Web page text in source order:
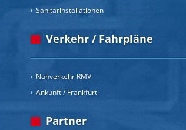
Sanitärinstallationen
Verkehr / Fahrpläne
Nahverkehr RMV
Ankunft / Frankfurt
Partner